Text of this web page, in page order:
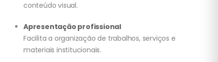
conteúdo visual.
Apresentação profissional
Facilita a organização de trabalhos, serviços e
materiais institucionais.